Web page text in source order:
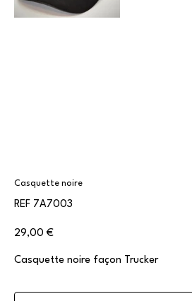
Casquette noire
REF
SKU
7A7003
7A7003
Prix
29,00 €
Casquette noire façon Trucker